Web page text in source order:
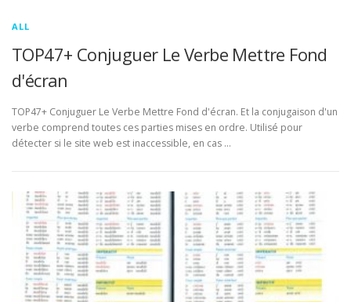
ALL
TOP47+ Conjuguer Le Verbe Mettre Fond
d'écran
TOP47+ Conjuguer Le Verbe Mettre Fond d'écran. Et la conjugaison d'un
verbe comprend toutes ces parties mises en ordre. Utilisé pour
détecter si le site web est inaccessible, en cas …